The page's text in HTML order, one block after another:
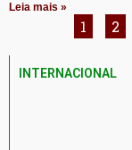
Leia mais »
1 2
INTERNACIONAL